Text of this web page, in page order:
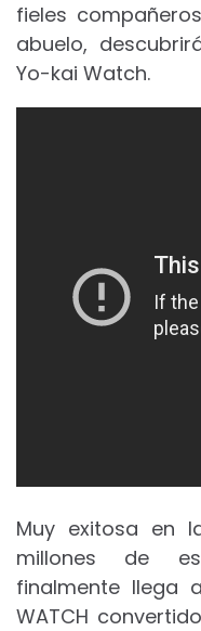
fieles
abuelo,
Yo-kai Watch.
Muy exitosa en
millones de
finalmente llega
WATCH